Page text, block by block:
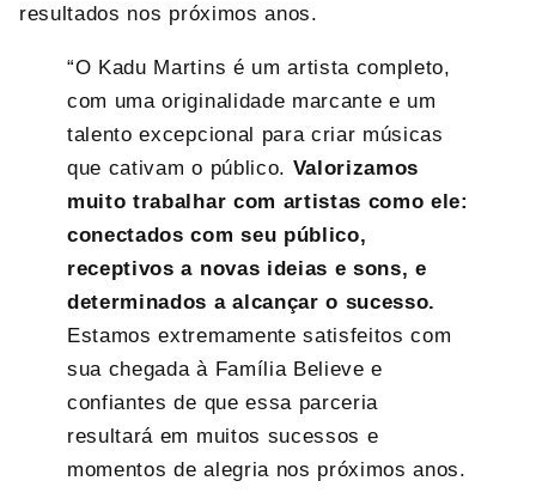
resultados nos próximos anos.
“O Kadu Martins é um artista completo,
com uma originalidade marcante e um
talento excepcional para criar músicas
que cativam o público. Valorizamos
muito trabalhar com artistas como ele:
conectados com seu público,
receptivos a novas ideias e sons, e
determinados a alcançar o sucesso.
Estamos extremamente satisfeitos com
sua chegada à Família Believe e
confiantes de que essa parceria
resultará em muitos sucessos e
momentos de alegria nos próximos anos.